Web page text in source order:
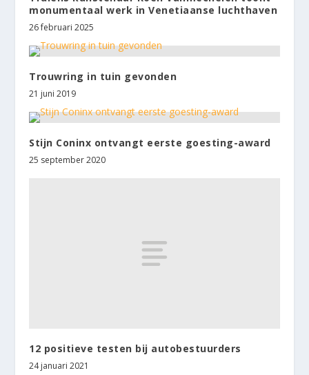
monumentaal werk in Venetiaanse luchthaven
26 februari 2025
Trouwring in tuin gevonden
21 juni 2019
Stijn Coninx ontvangt eerste goesting-award
25 september 2020
12 positieve testen bij autobestuurders
24 januari 2021